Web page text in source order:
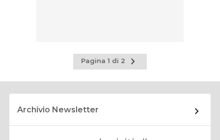
Pagina 1 di 2
Pagina
successiva
Archivio Newsletter